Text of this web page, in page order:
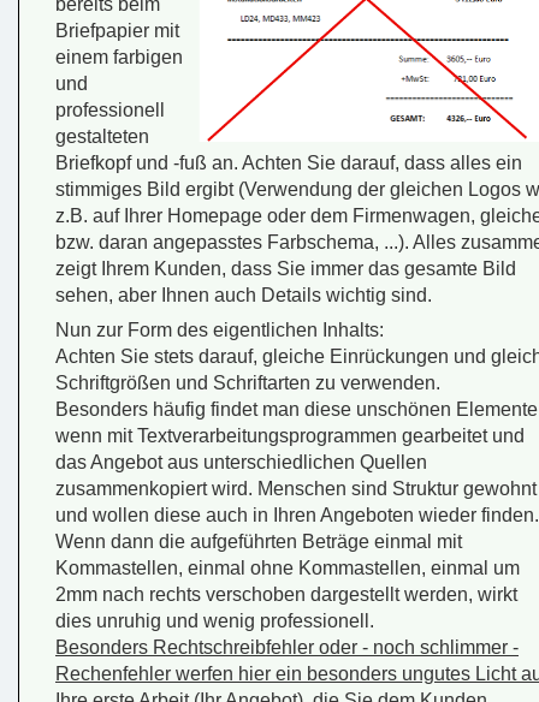
Briefpapier mit
einem farbigen
und
professionell
gestalteten
Briefkopf und -fuß an. Achten Sie darauf, dass alles ein
stimmiges Bild ergibt (Verwendung der gleichen Logos
z.B. auf Ihrer Homepage oder dem Firmenwagen,
bzw. daran angepasstes Farbschema, ...). Alles
zeigt Ihrem Kunden, dass Sie immer das gesamte Bild
sehen, aber Ihnen auch Details wichtig sind.
Nun zur Form des eigentlichen Inhalts:
Achten Sie stets darauf, gleiche Einrückungen und
Schriftgrößen und Schriftarten zu verwenden.
Besonders häufig findet man diese unschönen
wenn mit Textverarbeitungsprogrammen gearbeitet und
das Angebot aus unterschiedlichen Quellen
zusammenkopiert wird. Menschen sind Struktur gewohnt
und wollen diese auch in Ihren Angeboten wieder finden.
Wenn dann die aufgeführten Beträge einmal mit
Kommastellen, einmal ohne Kommastellen, einmal um
2mm nach rechts verschoben dargestellt werden, wirkt
dies unruhig und wenig professionell.
Besonders Rechtschreibfehler oder - noch schlimmer -
Rechenfehler werfen hier ein besonders ungutes Licht